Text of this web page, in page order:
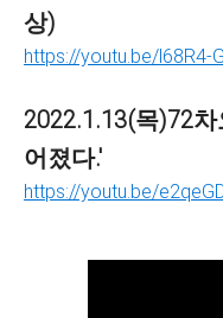
상)
https://youtu.be/l68R4-
2022.1.13(목)72
어졌다.'
https://youtu.be/